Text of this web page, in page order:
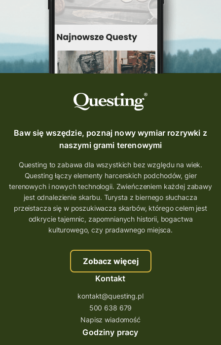
Quest Szlak Przygody
przygoda
nowy quest
najlepsze questy
wycieczki
turystyka przygodowa
Szlak Przygody
szkolenie
szkło
scieżka questingowa
questy w Polsce
questujznami
QUESTOMANIA
questing.pl
Quest Koziołek Matołek
gra miejska
co zobaczyć na Śląsku
aplikacja questy
aplikacja gry terenowe
wielkopolskie questy
wakacje z questami
trenerzy questingu
szkolenie tworzenie questów
szkolenie questing
Stefan Żeromski
ścieżka
Rzeszów
questy świętokrzyskie
questujwpolsce
questuj z nami
questingwyprawa po skarb
questingowy projekt współpracy
Baw się wszędzie, poznaj nowy wymiar rozrywki z
naszymi grami terenowymi
Questing to zabawa dla wszystkich bez względu na wiek.
Questing łączy elementy harcerskich podchodów, gier
terenowych i nowych technologii. Zwieńczeniem każdej zabawy
jest odnalezienie skarbu. Turysta z biernego słuchacza
przeistacza się w poszukiwacza skarbów, którego celem jest
odkrycie tajemnic, zapomnianych historii, bogactwa
kulturowego, czy pradawnego miejsca.
Zobacz więcej
Kontakt
kontakt@questing.pl
500 638 679
Napisz wiadomość
Godziny pracy